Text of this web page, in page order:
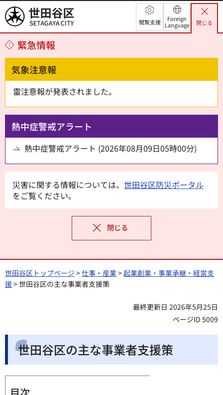
世田谷区 閲覧支援
Foreign
Language
閉じる
緊急情報
気象注意報
雷注意報が発表されました。
熱中症警戒アラート
熱中症警戒アラート (2026年08月09日05時00分)
災害に関する情報については、 世田谷区防災ポータル
をご覧ください。
閉じる
世田谷区トップページ >仕事・産業>起業創業・事業承継・経営支
援> 世田谷区の主な事業者支援策
最終更新日 2026年5月25日
ページID 5009
世田谷区の主な事業者支援策